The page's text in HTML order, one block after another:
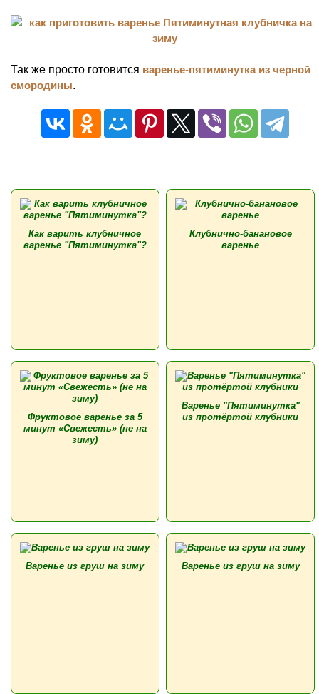
Так же просто готовится варенье-пятиминутка из черной
смородины.
Как варить клубничное
варенье "Пятиминутка"?
Клубнично-банановое
варенье
Фруктовое варенье за 5
минут «Свежесть» (не на
зиму)
Варенье "Пятиминутка"
из протёртой клубники
Варенье из груш на зиму Варенье из груш на зиму